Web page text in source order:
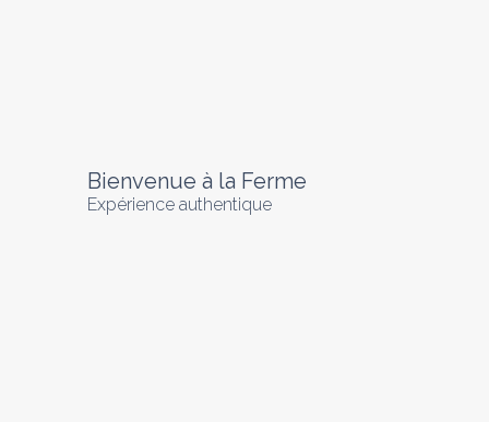
Bienvenue à la Ferme
Expérience authentique